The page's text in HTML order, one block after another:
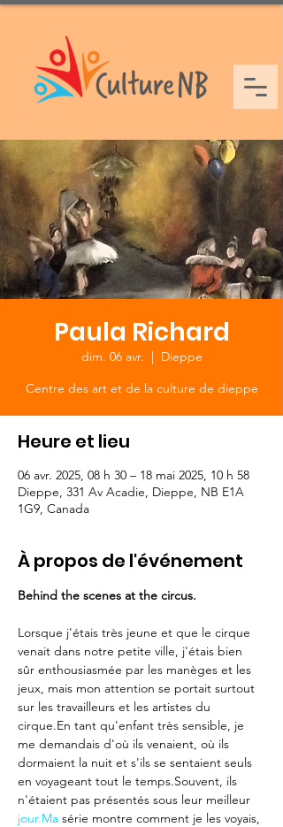
Paula Richard
dim. 06 avr.
  |
Dieppe
Centre des art et de la culture de dieppe
Heure et lieu
06 avr. 2025, 08 h 30 – 18 mai 2025, 10 h 58
Dieppe, 331 Av Acadie, Dieppe, NB E1A
1G9, Canada
À propos de l'événement
Behind the scenes at the circus.
Lorsque j'étais très jeune et que le cirque
venait dans notre petite ville, j'étais bien
sûr enthousiasmée par les manèges et les
jeux, mais mon attention se portait surtout
sur les travailleurs et les artistes du
cirque.En tant qu'enfant très sensible, je
me demandais d'où ils venaient, où ils
dormaient la nuit et s'ils se sentaient seuls
en voyageant tout le temps.Souvent, ils
n'étaient pas présentés sous leur meilleur
jour.Ma série montre comment je les voyais,